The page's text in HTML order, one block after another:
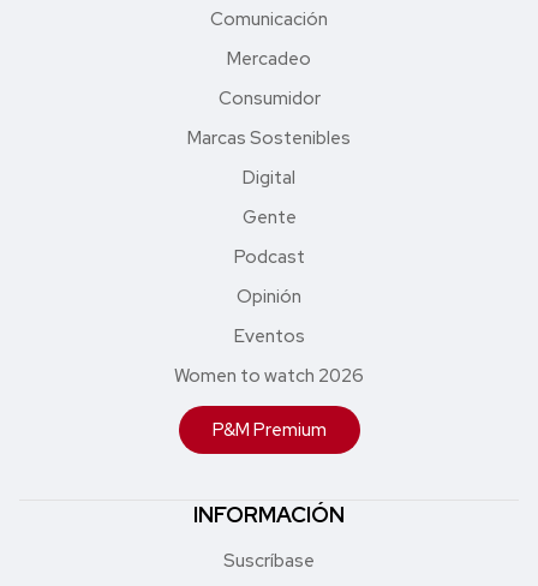
Comunicación
Mercadeo
Consumidor
Marcas Sostenibles
Digital
Gente
Podcast
Opinión
Eventos
Women to watch 2026
P&M Premium
INFORMACIÓN
Suscríbase